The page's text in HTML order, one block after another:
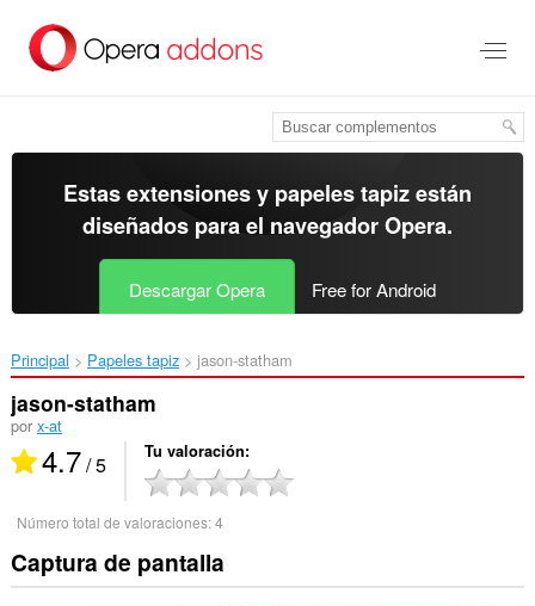
contenido
Estas extensiones y papeles tapiz están
diseñados para el navegador Opera.
Descargar Opera Free for Android
Principal Papeles tapiz jason-statham‎
jason-statham
por x-at
4.7/ 5 Tu valoración
Número total de valoraciones:4
Captura de pantalla